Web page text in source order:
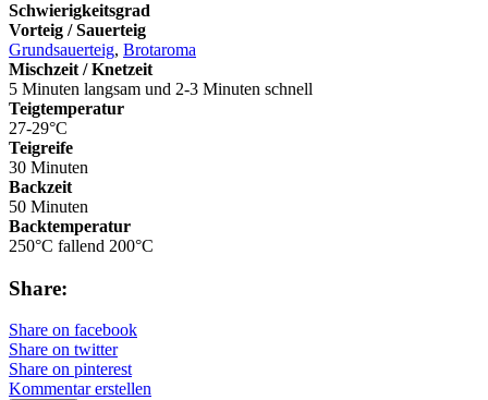
Schwierigkeitsgrad
Vorteig / Sauerteig
Grundsauerteig, Brotaroma
Mischzeit / Knetzeit
5 Minuten langsam und 2-3 Minuten schnell
Teigtemperatur
27-29°C
Teigreife
30 Minuten
Backzeit
50 Minuten
Backtemperatur
250°C fallend 200°C
Share:
Share on facebook
Share on twitter
Share on pinterest
Kommentar erstellen